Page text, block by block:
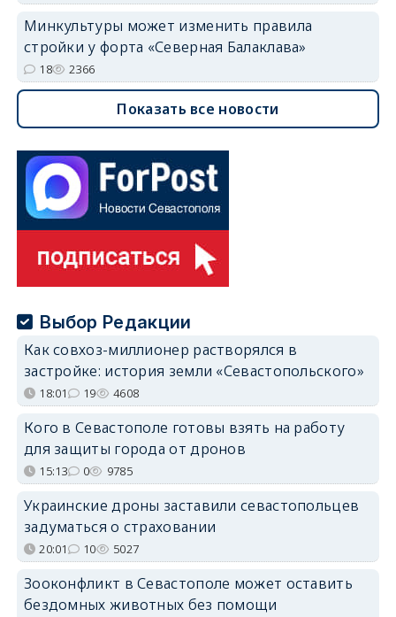
Минкультуры может изменить правила
стройки у форта «Северная Балаклава»
18 2366
Показать все новости
Выбор Редакции
Как совхоз-миллионер растворялся в
застройке: история земли «Севастопольского»
18:01 19 4608
Кого в Севастополе готовы взять на работу
для защиты города от дронов
15:13 0 9785
Украинские дроны заставили севастопольцев
задуматься о страховании
20:01 10 5027
Зооконфликт в Севастополе может оставить
бездомных животных без помощи